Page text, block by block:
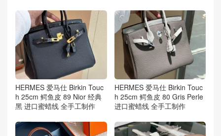
HERMES 爱马仕 Birkin Touc
h 25cm 鳄鱼皮 89 Nior 经典
黑 进口蜜蜡线 全手工制作
HERMES 爱马仕 Birkin Touc
h 25cm 鳄鱼皮 80 Gris Perle
进口蜜蜡线 全手工制作